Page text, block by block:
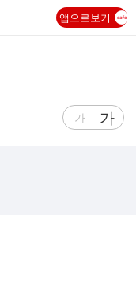
앱으로보기
글
가
글
자
가